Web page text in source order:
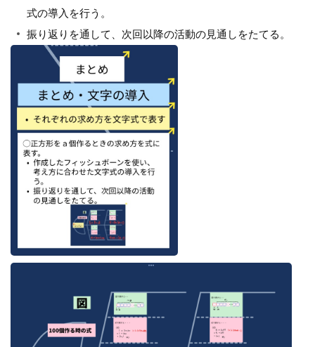
式の導入を行う。
振り返りを通して、次回以降の活動の見通しをたてる。